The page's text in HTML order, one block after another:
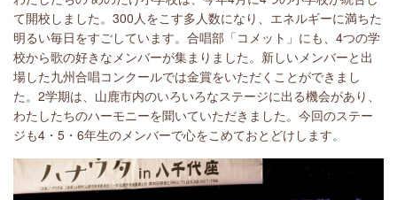
て開校しました。300人をこす多人数になり、エネルギーに満ちた
明るい毎日をすごしています。合唱部「コメット」にも、4つの学
校から歌の好きなメンバーが集まりました。新しいメンバーと出
場した九州合唱コンクールでは金賞をいただくことができまし
た。2学期は、山鹿市内のいろいろなステージに出る機会があり、
わたしたちのハーモニーを聞いていただきました。今回のステー
ジも4・5・6年生のメンバーで心をこめておとどけします。